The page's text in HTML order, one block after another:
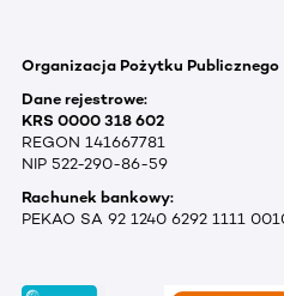
Organizacja Pożytku Publicznego
Dane rejestrowe:
KRS 0000 318 602
REGON 141667781
NIP 522-290-86-59
Rachunek bankowy:
PEKAO SA 92 1240 6292 1111